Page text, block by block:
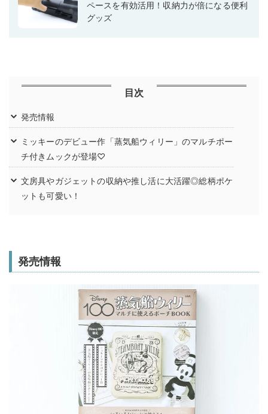
ペースを有効活用！収納力が倍になる便利
グッズ
目次
発売情報
ミッキーのデビュー作「蒸気船ウィリー」のマルチポー
チ付きムックが登場♡
文房具やガジェットの収納や推し活に大活躍◎総柄ポケ
ットも可愛い！
発売情報